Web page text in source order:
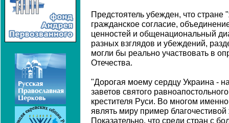
Предстоятель убежден, что
гражданское согласие,
ценностей и общенациональный
разных взглядов и убеждений,
могли бы реально участвовать в
Отечества.
"Дорогая моему сердцу Украина -
заветов святого
крестителя Руси. Во многом
являть миру пример
Показательно, что среди стран с